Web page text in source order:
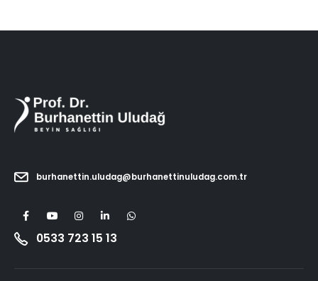
burhanettin.uludag@burhanettinuludag.com.tr
0533 723 15 13